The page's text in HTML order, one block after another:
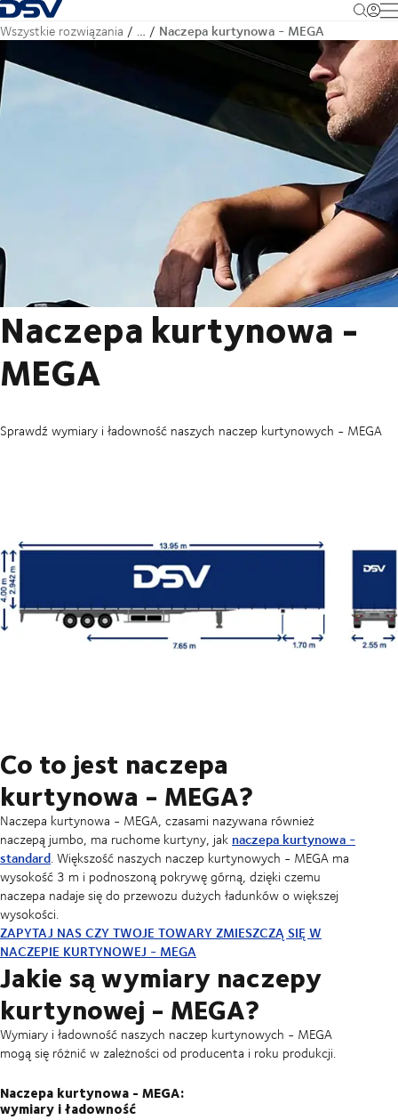
Cofnij do strony głównej
Wszystkie rozwiązania … Naczepa kurtynowa - MEGA
Naczepa kurtynowa -
MEGA
Sprawdź wymiary i ładowność naszych naczep kurtynowych - MEGA
Co to jest naczepa
kurtynowa - MEGA?
Naczepa kurtynowa - MEGA, czasami nazywana również
naczepą jumbo, ma ruchome kurtyny, jak naczepa kurtynowa -
standard. Większość naszych naczep kurtynowych - MEGA ma
wysokość 3 m i podnoszoną pokrywę górną, dzięki czemu
naczepa nadaje się do przewozu dużych ładunków o większej
wysokości.
ZAPYTAJ NAS CZY TWOJE TOWARY ZMIESZCZĄ SIĘ W
NACZEPIE KURTYNOWEJ - MEGA
Jakie są wymiary naczepy
kurtynowej - MEGA?
Wymiary i ładowność naszych naczep kurtynowych - MEGA
mogą się różnić w zależności od producenta i roku produkcji.
Naczepa kurtynowa - MEGA:
wymiary i ładowność